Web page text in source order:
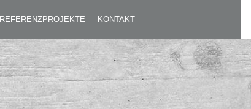
REFERENZPROJEKTE KONTAKT